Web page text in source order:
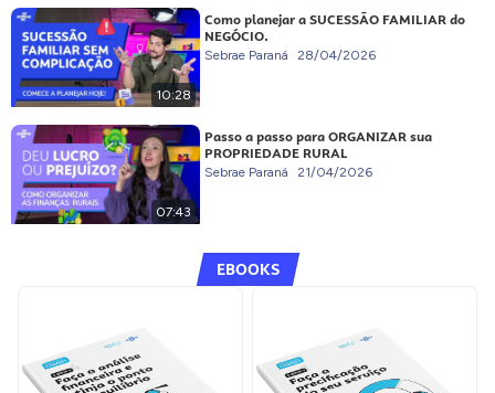
10:28
Como planejar a SUCESSÃO FAMILIAR do
NEGÓCIO.
Sebrae Paraná 28/04/2026
07:43
Passo a passo para ORGANIZAR sua
PROPRIEDADE RURAL
Sebrae Paraná 21/04/2026
EBOOKS